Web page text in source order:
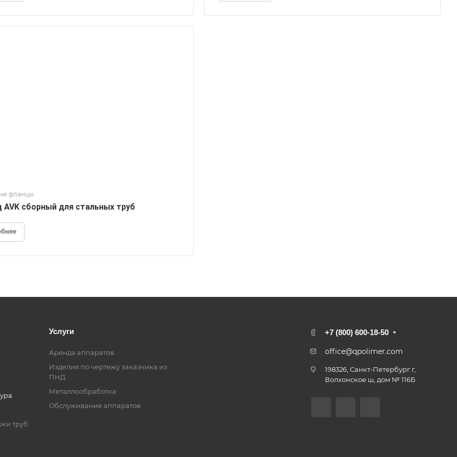
фланцы
AVK сборный для стальных труб
труб
Услуги
Аренда аппаратов
Изделия по чертежу заказчика из
ПНД
Металлообработка
Обслуживание аппаратов
+7 (800) 600-18-50
office@qpolimer.com
198326, Санкт-Петербург г,
Волхонское ш, дом № 116Б